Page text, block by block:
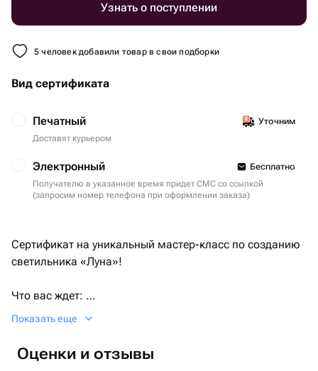
Узнать о поступлении
5 человек добавили товар в свои подборки
Вид сертификата
Печатный
Уточним
Доставят курьером
Электронный
Бесплатно
Получателю в указанное время придет СМС со ссылкой
(запросим номер телефона при оформлении заказа)
Сертификат на уникальный мастер-класс по созданию
светильника «Луна»!
Что вас ждет:
— три часа полного погружения в творчество
— угощения и чаёк
— помощь профессиональных художников
Показать еще
Оценки и отзывы